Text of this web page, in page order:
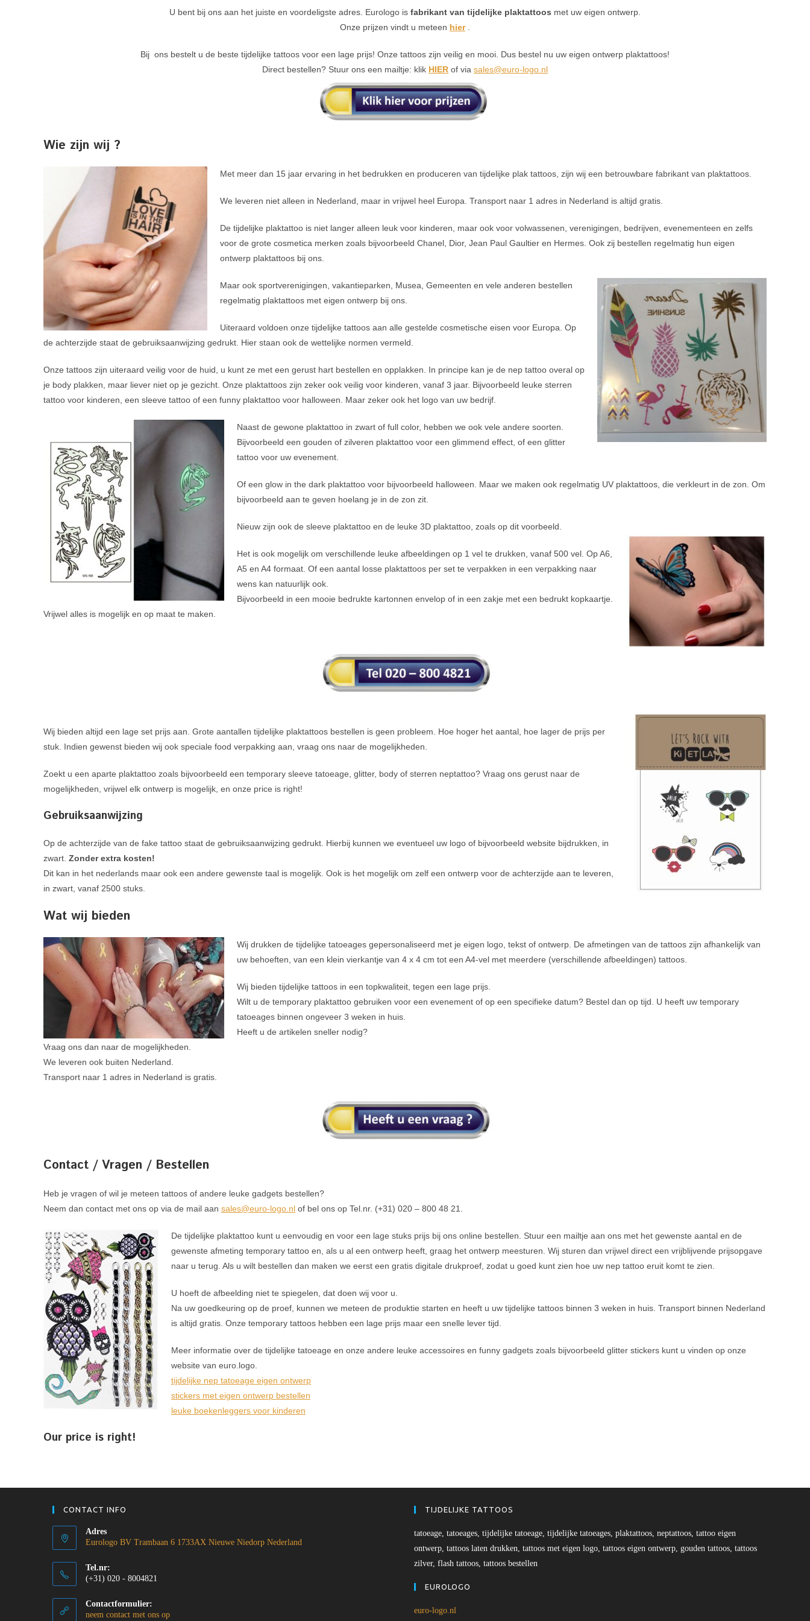
U bent bij ons aan het juiste en voordeligste adres. Eurologo is fabrikant van tijdelijke plaktattoos met uw eigen ontwerp.
Onze prijzen vindt u meteen hier.
Bij ons bestelt u de beste tijdelijke tattoos voor een lage prijs! Onze tattoos zijn veilig en mooi. Dus bestel nu uw eigen ontwerp plaktattoos!
Direct bestellen? Stuur ons een mailtje: klik HIER of via sales@euro-logo.nl
Wie zijn wij ?
Met meer dan 15 jaar ervaring in het bedrukken en produceren van tijdelijke plak tattoos, zijn wij een betrouwbare fabrikant van plaktattoos.
We leveren niet alleen in Nederland, maar in vrijwel heel Europa. Transport naar 1 adres in Nederland is altijd gratis.
De tijdelijke plaktattoo is niet langer alleen leuk voor kinderen, maar ook voor volwassenen, verenigingen, bedrijven, evenementeen en zelfs
voor de grote cosmetica merken zoals bijvoorbeeld Chanel, Dior, Jean Paul Gaultier en Hermes. Ook zij bestellen regelmatig hun eigen
ontwerp plaktattoos bij ons.
Maar ook sportverenigingen, vakantieparken, Musea, Gemeenten en vele anderen bestellen
regelmatig plaktattoos met eigen ontwerp bij ons.
Uiteraard voldoen onze tijdelijke tattoos aan alle gestelde cosmetische eisen voor Europa. Op
de achterzijde staat de gebruiksaanwijzing gedrukt. Hier staan ook de wettelijke normen vermeld.
Onze tattoos zijn uiteraard veilig voor de huid, u kunt ze met een gerust hart bestellen en opplakken. In principe kan je de nep tattoo overal op
je body plakken, maar liever niet op je gezicht. Onze plaktattoos zijn zeker ook veilig voor kinderen, vanaf 3 jaar. Bijvoorbeeld leuke sterren
tattoo voor kinderen, een sleeve tattoo of een funny plaktattoo voor halloween. Maar zeker ook het logo van uw bedrijf.
Naast de gewone plaktattoo in zwart of full color, hebben we ook vele andere soorten.
Bijvoorbeeld een gouden of zilveren plaktattoo voor een glimmend effect, of een glitter
tattoo voor uw evenement.
Of een glow in the dark plaktattoo voor bijvoorbeeld halloween. Maar we maken ook regelmatig UV plaktattoos, die verkleurt in de zon. Om
bijvoorbeeld aan te geven hoelang je in de zon zit.
Nieuw zijn ook de sleeve plaktattoo en de leuke 3D plaktattoo, zoals op dit voorbeeld.
Het is ook mogelijk om verschillende leuke afbeeldingen op 1 vel te drukken, vanaf 500 vel. Op A6,
A5 en A4 formaat. Of een aantal losse plaktattoos per set te verpakken in een verpakking naar
wens kan natuurlijk ook.
Bijvoorbeeld in een mooie bedrukte kartonnen envelop of in een zakje met een bedrukt kopkaartje.
Vrijwel alles is mogelijk en op maat te maken.
Wij bieden altijd een lage set prijs aan. Grote aantallen tijdelijke plaktattoos bestellen is geen probleem. Hoe hoger het aantal, hoe lager de prijs per
stuk. Indien gewenst bieden wij ook speciale food verpakking aan, vraag ons naar de mogelijkheden.
Zoekt u een aparte plaktattoo zoals bijvoorbeeld een temporary sleeve tatoeage, glitter, body of sterren neptattoo? Vraag ons gerust naar de
mogelijkheden, vrijwel elk ontwerp is mogelijk, en onze price is right!
Gebruiksaanwijzing
Op de achterzijde van de fake tattoo staat de gebruiksaanwijzing gedrukt. Hierbij kunnen we eventueel uw logo of bijvoorbeeld website bijdrukken, in
zwart. Zonder extra kosten!
Dit kan in het nederlands maar ook een andere gewenste taal is mogelijk. Ook is het mogelijk om zelf een ontwerp voor de achterzijde aan te leveren,
in zwart, vanaf 2500 stuks.
Wat wij bieden
Wij drukken de tijdelijke tatoeages gepersonaliseerd met je eigen logo, tekst of ontwerp. De afmetingen van de tattoos zijn afhankelijk van
uw behoeften, van een klein vierkantje van 4 x 4 cm tot een A4-vel met meerdere (verschillende afbeeldingen) tattoos.
Wij bieden tijdelijke tattoos in een topkwaliteit, tegen een lage prijs.
Wilt u de temporary plaktattoo gebruiken voor een evenement of op een specifieke datum? Bestel dan op tijd. U heeft uw temporary
tatoeages binnen ongeveer 3 weken in huis.
Heeft u de artikelen sneller nodig?
Vraag ons dan naar de mogelijkheden.
We leveren ook buiten Nederland.
Transport naar 1 adres in Nederland is gratis.
Contact / Vragen / Bestellen
Heb je vragen of wil je meteen tattoos of andere leuke gadgets bestellen?
Neem dan contact met ons op via de mail aan sales@euro-logo.nl of bel ons op Tel.nr. (+31) 020 – 800 48 21.
De tijdelijke plaktattoo kunt u eenvoudig en voor een lage stuks prijs bij ons online bestellen. Stuur een mailtje aan ons met het gewenste aantal en de
gewenste afmeting temporary tattoo en, als u al een ontwerp heeft, graag het ontwerp meesturen. Wij sturen dan vrijwel direct een vrijblijvende prijsopgave
naar u terug. Als u wilt bestellen dan maken we eerst een gratis digitale drukproef, zodat u goed kunt zien hoe uw nep tattoo eruit komt te zien.
U hoeft de afbeelding niet te spiegelen, dat doen wij voor u.
Na uw goedkeuring op de proef, kunnen we meteen de produktie starten en heeft u uw tijdelijke tattoos binnen 3 weken in huis. Transport binnen Nederland
is altijd gratis. Onze temporary tattoos hebben een lage prijs maar een snelle lever tijd.
Meer informatie over de tijdelijke tatoeage en onze andere leuke accessoires en funny gadgets zoals bijvoorbeeld glitter stickers kunt u vinden op onze
website van euro.logo.
tijdelijke nep tatoeage eigen ontwerp
stickers met eigen ontwerp bestellen
leuke boekenleggers voor kinderen
Our price is right!
CONTACT INFO
Adres
Eurologo BV Trambaan 6 1733AX Nieuwe Niedorp Nederland
Tel.nr:
(+31) 020 - 8004821
Contactformulier:
neem contact met ons op
TIJDELIJKE TATTOOS
tatoeage, tatoeages, tijdelijke tatoeage, tijdelijke tatoeages, plaktattoos, neptattoos, tattoo eigen
ontwerp, tattoos laten drukken, tattoos met eigen logo, tattoos eigen ontwerp, gouden tattoos, tattoos
zilver, flash tattoos, tattoos bestellen
EUROLOGO
euro-logo.nl